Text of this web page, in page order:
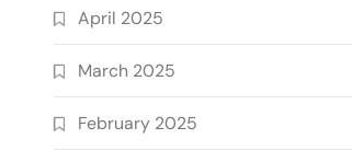
April 2025
March 2025
February 2025